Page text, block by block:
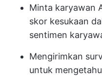
Minta karyawan
skor kesukaan
sentimen
Mengirimkan
untuk